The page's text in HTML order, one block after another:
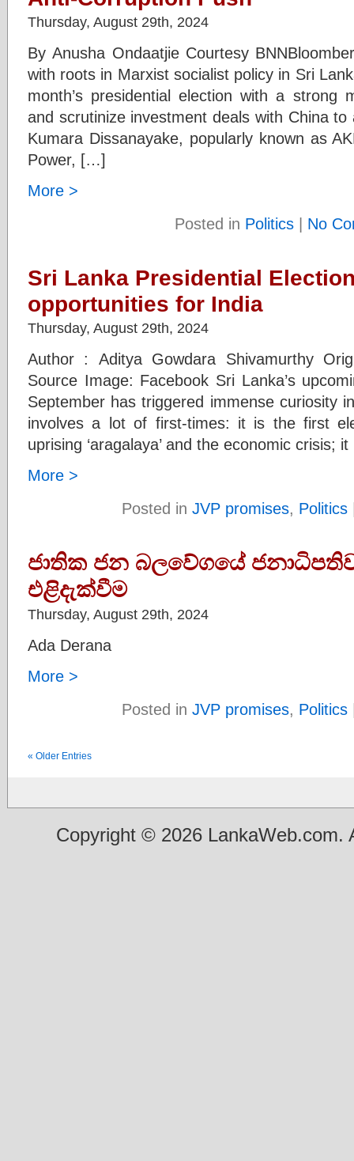
Thursday, August 29th, 2024
By Anusha Ondaatjie Courtesy
with roots in Marxist socialist policy in Sri
month’s presidential election with a strong
and scrutinize investment deals with China
Kumara Dissanayake, popularly known as
Power, […]
More >
Posted in Politics | No
Sri Lanka Presidential
opportunities for India
Thursday, August 29th, 2024
Author : Aditya Gowdara Shivamurthy
Source Image: Facebook Sri Lanka’s
September has triggered immense curiosity
involves a lot of first-times: it is the first
uprising ‘aragalaya’ and the economic
More >
Posted in JVP promises, Politics
ජාතික ජන බලවේගයේ
එළිදැක්වීම
Thursday, August 29th, 2024
Ada Derana
More >
Posted in JVP promises, Politics
« Older Entries
Copyright © 2026 LankaWeb.com.